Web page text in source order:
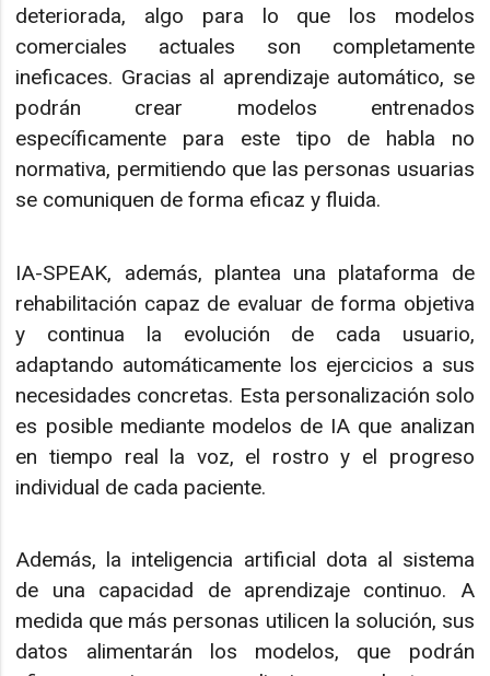
deteriorada, algo para lo que los modelos
comerciales actuales son completamente
ineficaces. Gracias al aprendizaje automático, se
podrán crear modelos entrenados
específicamente para este tipo de habla no
normativa, permitiendo que las personas usuarias
se comuniquen de forma eficaz y fluida.
IA-SPEAK, además, plantea una plataforma de
rehabilitación capaz de evaluar de forma objetiva
y continua la evolución de cada usuario,
adaptando automáticamente los ejercicios a sus
necesidades concretas. Esta personalización solo
es posible mediante modelos de IA que analizan
en tiempo real la voz, el rostro y el progreso
individual de cada paciente.
Además, la inteligencia artificial dota al sistema
de una capacidad de aprendizaje continuo. A
medida que más personas utilicen la solución, sus
datos alimentarán los modelos, que podrán